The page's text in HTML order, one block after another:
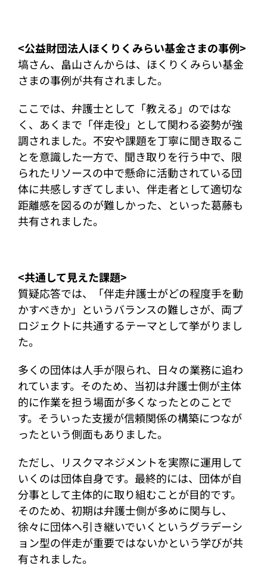
<公益財団法人ほくりくみらい基金さまの事例>
塙さん、畠山さんからは、ほくりくみらい基金
さまの事例が共有されました。
ここでは、弁護士として「教える」のではな
く、あくまで「伴走役」として関わる姿勢が強
調されました。不安や課題を丁寧に聞き取るこ
とを意識した一方で、聞き取りを行う中で、限
られたリソースの中で懸命に活動されている団
体に共感しすぎてしまい、伴走者として適切な
距離感を図るのが難しかった、といった葛藤も
共有されました。
<共通して見えた課題>
質疑応答では、「伴走弁護士がどの程度手を動
かすべきか」というバランスの難しさが、両プ
ロジェクトに共通するテーマとして挙がりまし
た。
多くの団体は人手が限られ、日々の業務に追わ
れています。そのため、当初は弁護士側が主体
的に作業を担う場面が多くなったとのことで
す。そういった支援が信頼関係の構築につなが
ったという側面もありました。
ただし、リスクマネジメントを実際に運用して
いくのは団体自身です。最終的には、団体が自
分事として主体的に取り組むことが目的です。
そのため、初期は弁護士側が多めに関与し、
徐々に団体へ引き継いでいくというグラデーシ
ョン型の伴走が重要ではないかという学びが共
有されました。